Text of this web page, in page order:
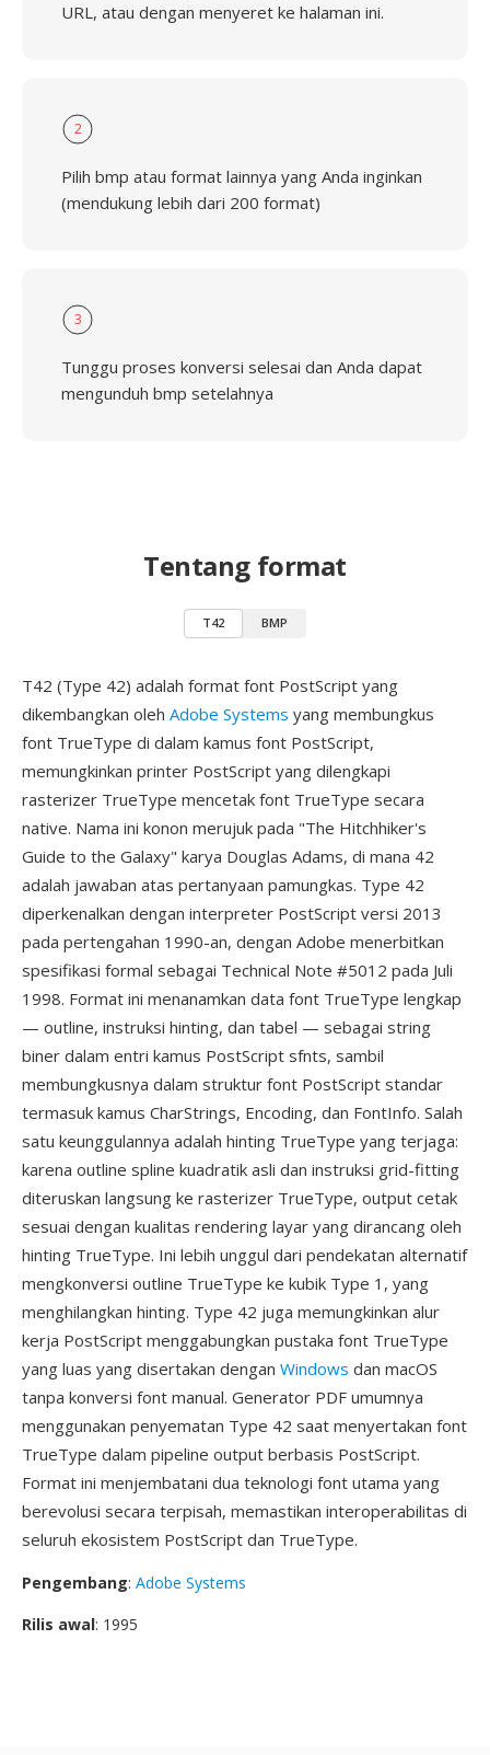
URL, atau dengan menyeret ke halaman ini.
2
Pilih bmp atau format lainnya yang Anda inginkan
(mendukung lebih dari 200 format)
3
Tunggu proses konversi selesai dan Anda dapat
mengunduh bmp setelahnya
Tentang format
T42 BMP
T42 (Type 42) adalah format font PostScript yang
dikembangkan oleh Adobe Systems yang membungkus
font TrueType di dalam kamus font PostScript,
memungkinkan printer PostScript yang dilengkapi
rasterizer TrueType mencetak font TrueType secara
native. Nama ini konon merujuk pada "The Hitchhiker's
Guide to the Galaxy" karya Douglas Adams, di mana 42
adalah jawaban atas pertanyaan pamungkas. Type 42
diperkenalkan dengan interpreter PostScript versi 2013
pada pertengahan 1990-an, dengan Adobe menerbitkan
spesifikasi formal sebagai Technical Note #5012 pada Juli
1998. Format ini menanamkan data font TrueType lengkap
— outline, instruksi hinting, dan tabel — sebagai string
biner dalam entri kamus PostScript sfnts, sambil
membungkusnya dalam struktur font PostScript standar
termasuk kamus CharStrings, Encoding, dan FontInfo. Salah
satu keunggulannya adalah hinting TrueType yang terjaga:
karena outline spline kuadratik asli dan instruksi grid-fitting
diteruskan langsung ke rasterizer TrueType, output cetak
sesuai dengan kualitas rendering layar yang dirancang oleh
hinting TrueType. Ini lebih unggul dari pendekatan alternatif
mengkonversi outline TrueType ke kubik Type 1, yang
menghilangkan hinting. Type 42 juga memungkinkan alur
kerja PostScript menggabungkan pustaka font TrueType
yang luas yang disertakan dengan Windows dan macOS
tanpa konversi font manual. Generator PDF umumnya
menggunakan penyematan Type 42 saat menyertakan font
TrueType dalam pipeline output berbasis PostScript.
Format ini menjembatani dua teknologi font utama yang
berevolusi secara terpisah, memastikan interoperabilitas di
seluruh ekosistem PostScript dan TrueType.
Pengembang: Adobe Systems
Rilis awal: 1995